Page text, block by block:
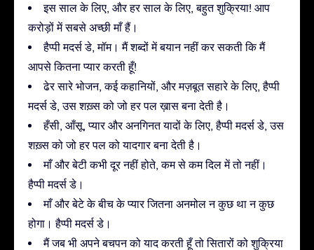
इस साल के लिए, और हर साल के लिए, बहुत शुक्रिया! आप
करोड़ों में सबसे अच्छी माँ हैं।
हैप्पी मदर्स डे, मॉम। मैं शब्दों में बयान नहीं कर सकती कि मैं
आपसे कितना प्यार करती हूँ!
ढेर सारे भोजन, कई कहानियों, और मज़बूत सहारे के लिए, हैप्पी
मदर्स डे, उस शख़्स को जो हर पल ख़ास बना देती है।
हँसी, आँसू, प्यार और अनगिनत यादों के लिए, हैप्पी मदर्स डे, उस
शख़्स को जो हर पल को यादगार बना देती है।
माँ और बेटी कभी दूर नहीं होते, कम से कम दिल में तो नहीं।
हैप्पी मदर्स डे।
माँ और बेटे के बीच के प्यार जितना अनमोल न कुछ था न कुछ
होगा। हैप्पी मदर्स डे।
मैं जब भी अपने बचपन को याद करती हूँ तो सितारों को शुक्रिया